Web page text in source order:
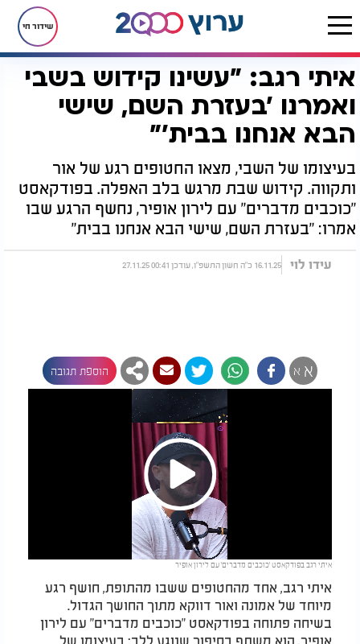
שידור חי
דף הבית יהדות ערוץ 2000 כוכבים מדברים
איתי רגב: "עשינו קידוש בשבי
ואמרנו 'בעזרת השם, שישי
הבא אנחנו בבית'"
בעיצומו של השבי, מצאו החטופים רגע של אור
ותקווה. קידוש שבת מרגש בלב האפלה. בפודקאסט
"כוכבים מדברים" עם לירון אופיר, נחשף הרגע שבו
אמרו: "בעזרת השם, שישי הבא אנחנו בבית"
עידו לוי 16.11.25 כ"ה חשון התשפ"ו, עודכן 00:41 27.11.25
א א הוספת תגובה
Play
Video
איתי רגב בפודקאסט 'כוכבים מדברים' עם לירון אופיר
איתי רגב, אחד מהחטופים ששבו מהתופת, חושף רגע
מיוחד של אמונה ואור דווקא מתוך החושך הגדול.
בשיחה פתוחה בפודקאסט "כוכבים מדברים" עם לירון
אופיר, הוא משתף בסיפור שנוגע ללב: בעיצומו של